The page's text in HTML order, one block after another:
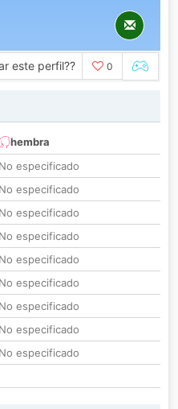
este perfil?? 0
hembra
No especificado
No especificado
No especificado
No especificado
No especificado
No especificado
No especificado
No especificado
No especificado